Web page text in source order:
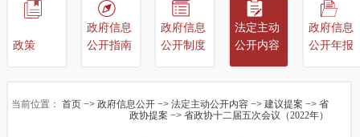
政策
政府信息
公开指南
政府信息
公开制度
法定主动
公开内容
政府信息
公开年报
当前位置： 首页−> 政府信息公开−> 法定主动公开内容−> 建议提案 −> 省
政协提案 −> 省政协十二届五次会议（2022年）